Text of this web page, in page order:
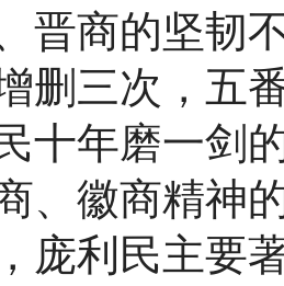
晋商的坚韧
删三次，五
十年磨一剑
、徽商精神
利民主要著